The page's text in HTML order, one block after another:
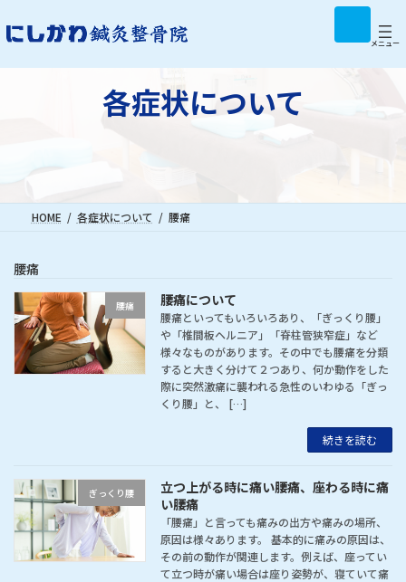
ン
テ
ン
ビ
ゲ
ー
ア
コ メニュー
各症状について
HOME 各症状について 腰痛
腰痛
腰痛 腰痛について
腰痛といってもいろいろあり、「ぎっくり腰」
や「椎間板ヘルニア」「脊柱管狭窄症」など
様々なものがあります。その中でも腰痛を分類
すると大きく分けて２つあり、何か動作をした
際に突然激痛に襲われる急性のいわゆる「ぎっ
くり腰」と、 […]
続きを読む
ぎっくり腰
立つ上がる時に痛い腰痛、座わる時に痛
い腰痛
「腰痛」と言っても痛みの出方や痛みの場所、
原因は様々あります。 基本的に痛みの原因は、
その前の動作が関連します。例えば、座ってい
て立つ時が痛い場合は座り姿勢が、寝ていて痛